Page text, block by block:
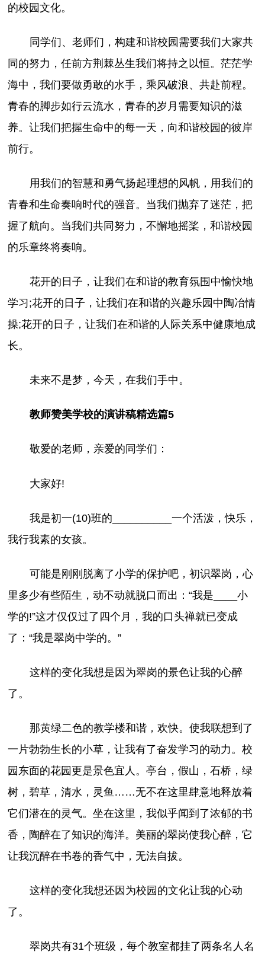
的校园文化。
同学们、老师们，构建和谐校园需要我们大家共
同的努力，任前方荆棘丛生我们将持之以恒。茫茫学
海中，我们要做勇敢的水手，乘风破浪、共赴前程。
青春的脚步如行云流水，青春的岁月需要知识的滋
养。让我们把握生命中的每一天，向和谐校园的彼岸
前行。
用我们的智慧和勇气扬起理想的风帆，用我们的
青春和生命奏响时代的强音。当我们抛弃了迷茫，把
握了航向。当我们共同努力，不懈地摇桨，和谐校园
的乐章终将奏响。
花开的日子，让我们在和谐的教育氛围中愉快地
学习;花开的日子，让我们在和谐的兴趣乐园中陶冶情
操;花开的日子，让我们在和谐的人际关系中健康地成
长。
未来不是梦，今天，在我们手中。
教师赞美学校的演讲稿精选篇5
敬爱的老师，亲爱的同学们：
大家好!
我是初一(10)班的__________一个活泼，快乐，
我行我素的女孩。
可能是刚刚脱离了小学的保护吧，初识翠岗，心
里多少有些陌生，动不动就脱口而出：“我是____小
学的!”这才仅仅过了四个月，我的口头禅就已变成
了：“我是翠岗中学的。”
这样的变化我想是因为翠岗的景色让我的心醉
了。
那黄绿二色的教学楼和谐，欢快。使我联想到了
一片勃勃生长的小草，让我有了奋发学习的动力。校
园东面的花园更是景色宜人。亭台，假山，石桥，绿
树，碧草，清水，灵鱼……无不在这里肆意地释放着
它们潜在的灵气。坐在这里，我似乎闻到了浓郁的书
香，陶醉在了知识的海洋。美丽的翠岗使我心醉，它
让我沉醉在书卷的香气中，无法自拔。
这样的变化我想还因为校园的文化让我的心动
了。
翠岗共有31个班级，每个教室都挂了两条名人名